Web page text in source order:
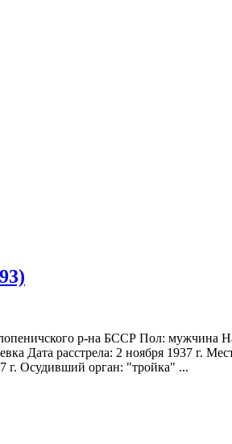
р-на БССР Пол: мужчина
Дата расстрела: 2 ноября 1937 г.
г. Осудивший орган: "тройка" ...